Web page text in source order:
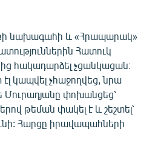
նախագահի և «Հրապարակ»
Հատուկ
հակադարձել չցանկացան։
կապվել չհաջողվեց, նրա
Մուրադյանը փոխանցեց՝
թեման փակել է և շեշտել՝
Հարցը իրավապահների